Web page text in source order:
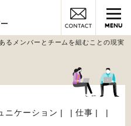
MENU
るメンバーとチームを組むことの現実
ニケーション
仕事